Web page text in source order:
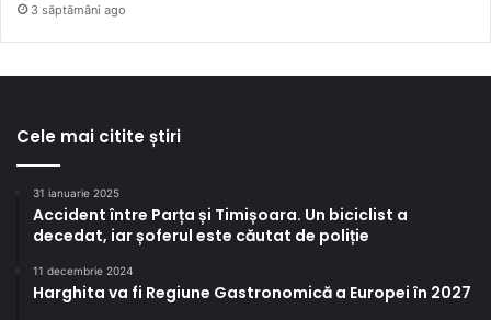
3 săptămâni ago
Cele mai citite știri
31 ianuarie 2025
Accident între Parța și Timișoara. Un biciclist a
decedat, iar șoferul este căutat de poliție
11 decembrie 2024
Harghita va fi Regiune Gastronomică a Europei în 2027